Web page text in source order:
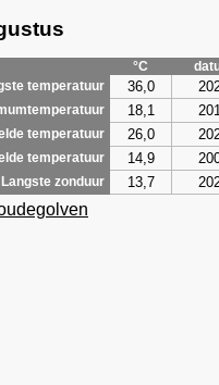
°C
temperatuur
36,0
18,1
temperatuur 26,0
temperatuur 14,9
Langste zonduur 13,7